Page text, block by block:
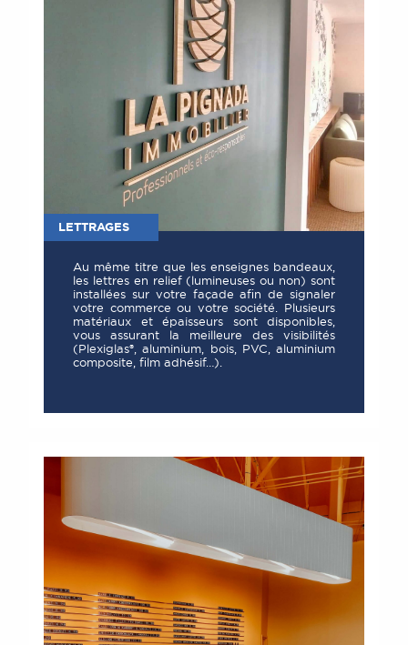
LETTRAGES
Au même titre que les enseignes bandeaux,
les lettres en relief (lumineuses ou non) sont
installées sur votre façade afin de signaler
votre commerce ou votre société. Plusieurs
matériaux et épaisseurs sont disponibles,
vous assurant la meilleure des visibilités
(Plexiglas®, aluminium, bois, PVC, aluminium
composite, film adhésif…).